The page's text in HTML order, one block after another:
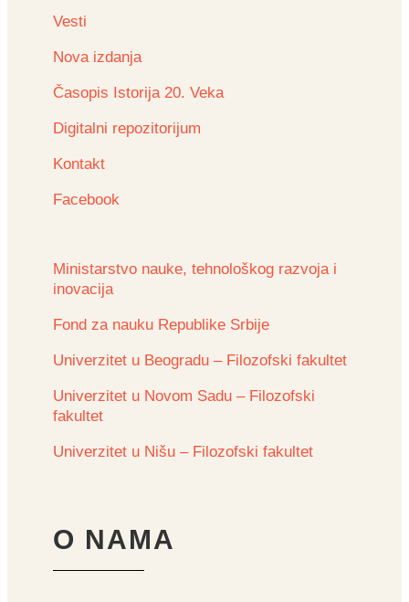
Vesti
Nova izdanja
Časopis Istorija 20. Veka
Digitalni repozitorijum
Kontakt
Facebook
Ministarstvo nauke, tehnološkog razvoja i
inovacija
Fond za nauku Republike Srbije
Univerzitet u Beogradu – Filozofski fakultet
Univerzitet u Novom Sadu – Filozofski
fakultet
Univerzitet u Nišu – Filozofski fakultet
O NAMA